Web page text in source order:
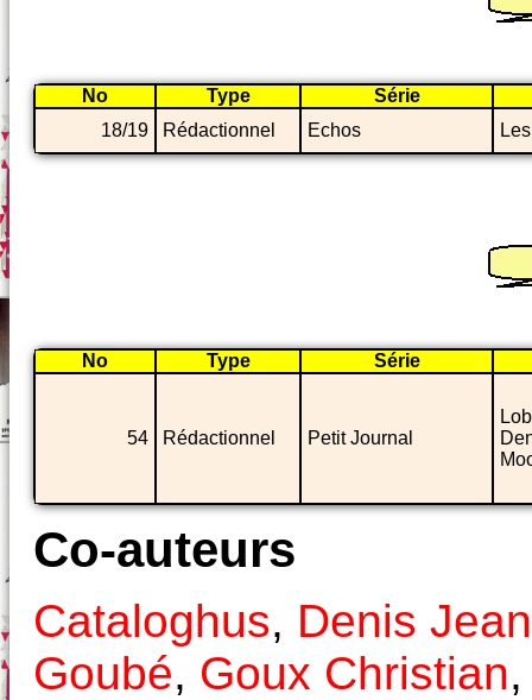
No Type
Série
18/19
Rédactionnel Echos
No Type Série
54 Rédactionnel Petit Journal
Co-auteurs
Cataloghus, Denis
Goubé, Goux Christian